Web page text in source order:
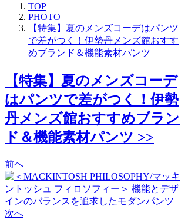
TOP
PHOTO
【特集】夏のメンズコーデはパンツ
で差がつく！伊勢丹メンズ館おすす
めブランド＆機能素材パンツ
【特集】夏のメンズコーデ
はパンツで差がつく！伊勢
丹メンズ館おすすめブラン
ド＆機能素材パンツ >>
前へ
次へ